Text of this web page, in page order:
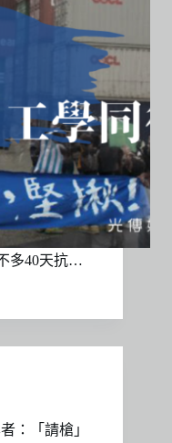
多40天抗…
：「請槍」